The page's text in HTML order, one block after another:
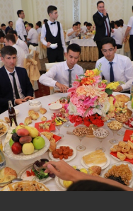
osh!
bayramona